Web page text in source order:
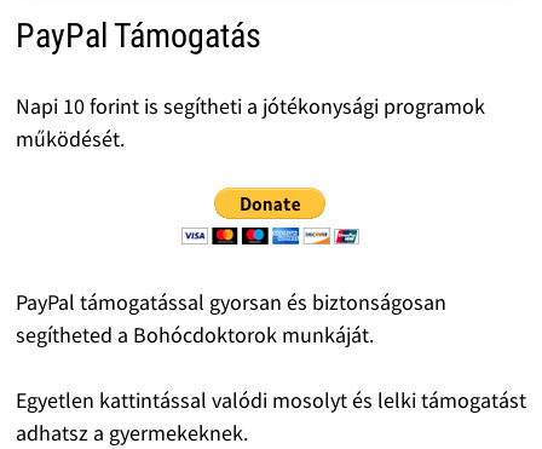
PayPal Támogatás
Napi 10 forint is segítheti a jótékonysági programok
működését.
PayPal támogatással gyorsan és biztonságosan
segítheted a Bohócdoktorok munkáját.
Egyetlen kattintással valódi mosolyt és lelki támogatást
adhatsz a gyermekeknek.